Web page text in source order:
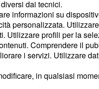
dai tecnici.
informazioni su
personalizzata.
Utilizzare profili per la
Comprendere il
i servizi. Utilizzare
in qualsiasi